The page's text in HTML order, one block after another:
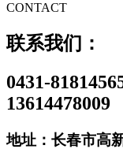
CONTACT
联系我们：
0431-
13614478009
地址：长春市高